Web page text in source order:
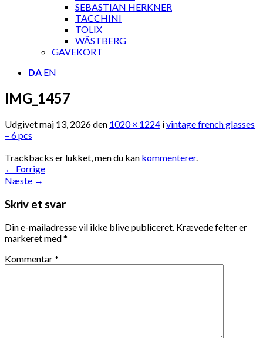
SEBASTIAN HERKNER
TACCHINI
TOLIX
WÄSTBERG
GAVEKORT
DA EN
IMG_1457
Udgivetmaj 13, 2026den 1020 × 1224 ivintage french glasses
– 6 pcs
Trackbacks er lukket, men du kan kommenterer.
← Forrige
Næste →
Skriv et svar
Din e-mailadresse vil ikke blive publiceret. Krævede felter er
markeret med*
Kommentar*